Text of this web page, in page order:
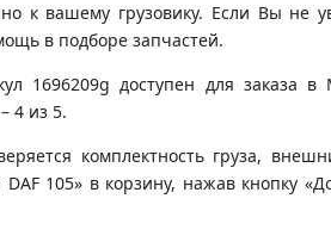
к вашему грузовику. Если Вы не
в подборе запчастей.
1696209g доступен для заказа в
4 из 5.
комплектность груза,
105» в корзину, нажав кнопку